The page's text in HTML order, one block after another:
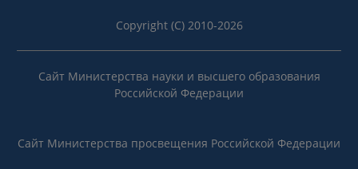
Copyright (C) 2010-2026
Сайт Министерства науки и высшего образования
Российской Федерации
Сайт Министерства просвещения Российской Федерации